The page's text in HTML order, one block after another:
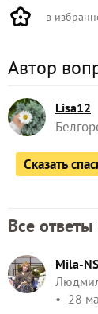
в
Автор
Lisa12
Сказать
Все
Mila-
28